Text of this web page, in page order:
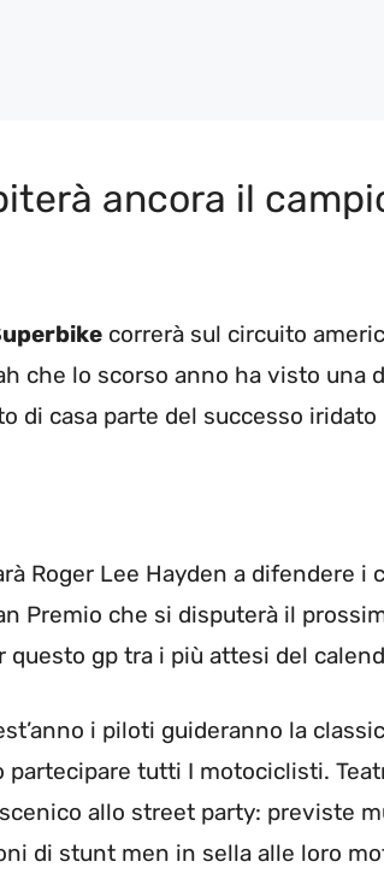
ancora il
correrà sul circuito
che lo scorso anno ha visto una
di casa parte del successo
Roger Lee Hayden a difendere i
Premio che si disputerà il
gp tra i più attesi del
i piloti guideranno la
tutti I motociclisti.
allo street party: previste
di stunt men in sella alle loro